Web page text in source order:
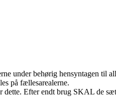
under behørig hensyntagen til
på fællesarealerne.
Efter endt brug SKAL de